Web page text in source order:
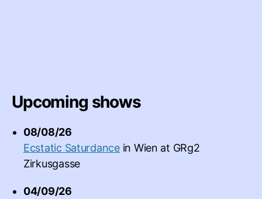
Upcoming shows
08/08/26
Ecstatic Saturdance in Wien at GRg2
Zirkusgasse
04/09/26